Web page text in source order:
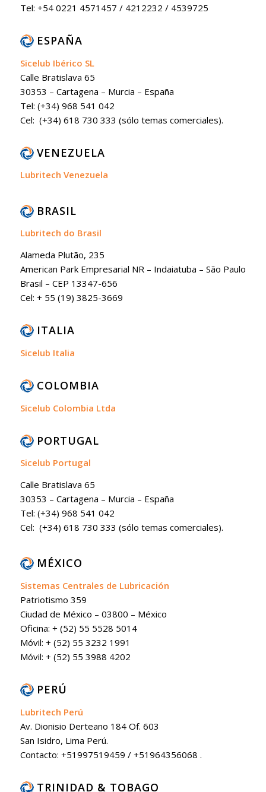
Tel: +54 0221 4571457 / 4212232 / 4539725
ESPAÑA
Sicelub Ibérico SL
Calle Bratislava 65
30353 – Cartagena – Murcia – España
Tel: (+34) 968 541 042
Cel: (+34) 618 730 333 (sólo temas comerciales).
VENEZUELA
Lubritech Venezuela
BRASIL
Lubritech do Brasil
Alameda Plutão, 235
American Park Empresarial NR – Indaiatuba – São Paulo
Brasil – CEP 13347-656
Cel: + 55 (19) 3825-3669
ITALIA
Sicelub Italia
COLOMBIA
Sicelub Colombia Ltda
PORTUGAL
Sicelub Portugal
Calle Bratislava 65
30353 – Cartagena – Murcia – España
Tel: (+34) 968 541 042
Cel: (+34) 618 730 333 (sólo temas comerciales).
MÉXICO
Sistemas Centrales de Lubricación
Patriotismo 359
Ciudad de México – 03800 – México
Oficina: + (52) 55 5528 5014
Móvil: + (52) 55 3232 1991
Móvil: + (52) 55 3988 4202
PERÚ
Lubritech Perú
Av. Dionisio Derteano 184 Of. 603
San Isidro, Lima Perú.
Contacto: +51997519459 / +51964356068 .
TRINIDAD & TOBAGO